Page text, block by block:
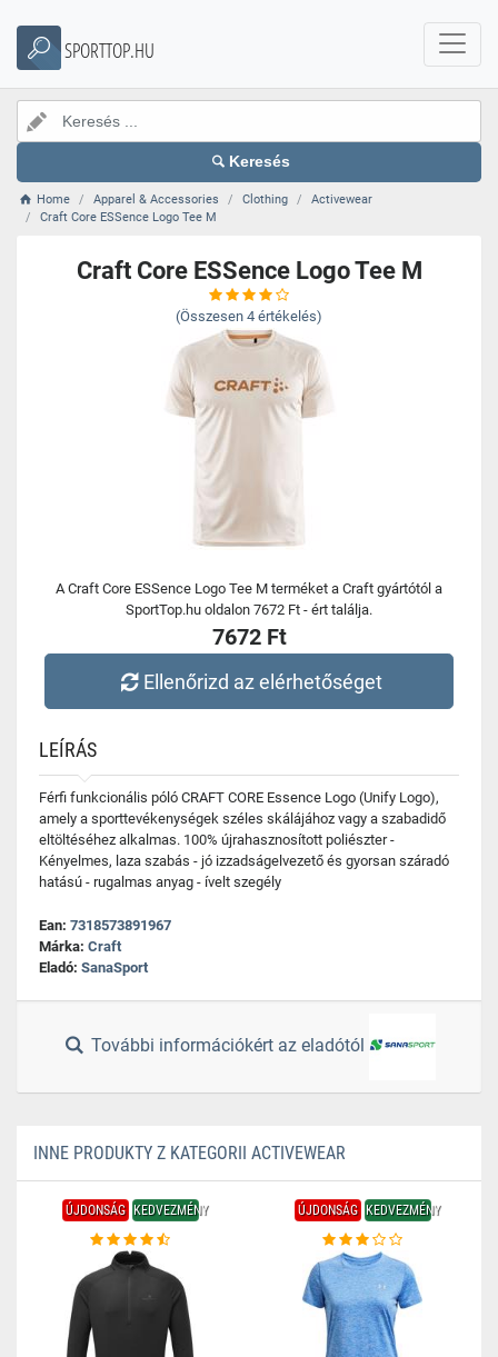
SPORTTOP.HU
Keresés
Home Apparel & Accessories Clothing
Activewear
Craft Core ESSence Logo Tee M
Craft Core ESSence Logo Tee M
(Összesen 4 értékelés)
A Craft Core ESSence Logo Tee M terméket a Craft gyártótól a
SportTop.hu oldalon 7672 Ft - ért találja.
7672 Ft
Ellenőrizd az elérhetőséget
LEÍRÁS
Férfi funkcionális póló CRAFT CORE Essence Logo (Unify Logo),
amely a sporttevékenységek széles skálájához vagy a szabadidő
eltöltéséhez alkalmas. 100% újrahasznosított poliészter -
Kényelmes, laza szabás - jó izzadságelvezető és gyorsan száradó
hatású - rugalmas anyag - ívelt szegély
Ean: 7318573891967
Márka: Craft
Eladó: SanaSport
További információkért az eladótól
INNE PRODUKTY Z KATEGORII ACTIVEWEAR
ÚJDONSÁG KEDVEZMÉNY ÚJDONSÁG KEDVEZMÉNY